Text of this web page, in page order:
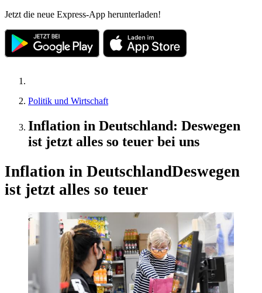
Jetzt die neue Express-App herunterladen!
Politik und Wirtschaft
Inflation in Deutschland: Deswegen
ist jetzt alles so teuer bei uns
Inflation in DeutschlandDeswegen
ist jetzt alles so teuer